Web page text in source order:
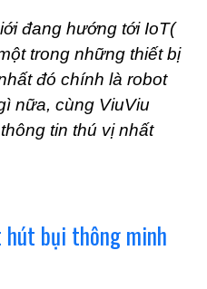
đang hướng tới IoT(
trong những thiết bị
đó chính là robot
nữa, cùng ViuViu
tin thú vị nhất
bụi thông minh